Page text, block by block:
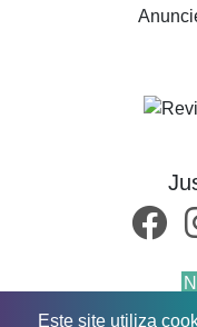
Este site utiliza